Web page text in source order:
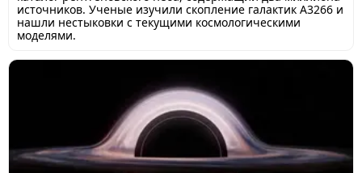
источников. Ученые изучили скопление галактик A3266 и
нашли нестыковки с текущими космологическими
моделями.